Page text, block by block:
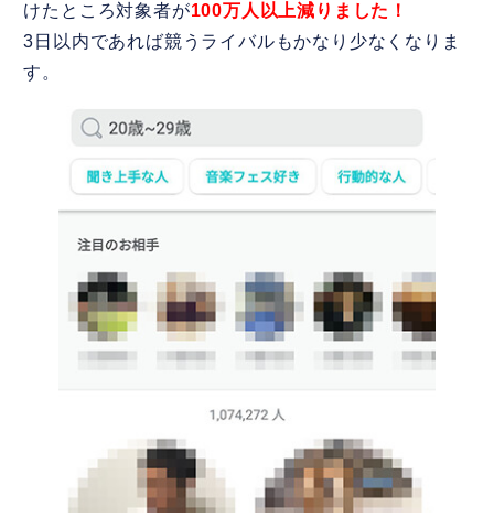
けたところ対象者が100万人以上減りました！
3日以内であれば競うライバルもかなり少なくなりま
す。